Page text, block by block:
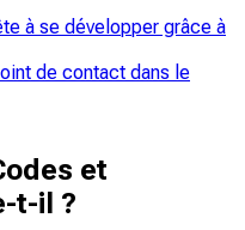
à se développer grâce à
de contact dans le
et
t-il ?